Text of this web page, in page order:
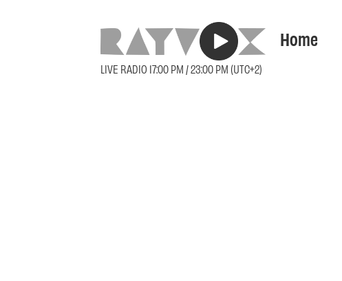
LIVE RADIO 17:00 PM / 23:00 PM (UTC+2)
Home